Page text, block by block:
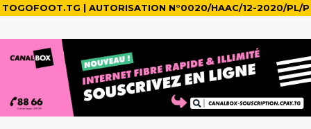
TOGOFOOT.TG | AUTORISATION N°0020/HAAC/12-2020/PL/P